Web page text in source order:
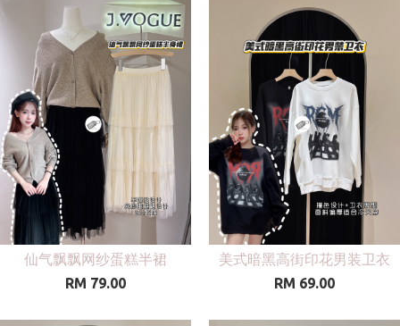
仙气飘飘网纱蛋糕半裙
RM 79.00
美式暗黑高街印花男装卫衣
RM 69.00